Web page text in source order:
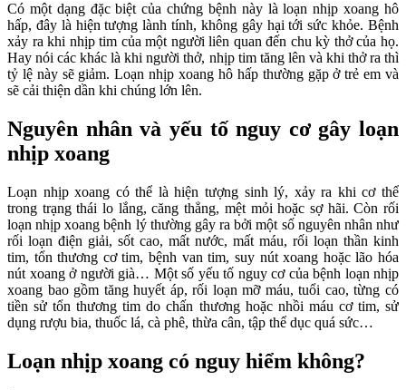
Có một dạng đặc biệt của chứng bệnh này là loạn nhịp xoang hô
hấp, đây là hiện tượng lành tính, không gây hại tới sức khỏe. Bệnh
xảy ra khi nhịp tim của một người liên quan đến chu kỳ thở của họ.
Hay nói các khác là khi người thở, nhịp tim tăng lên và khi thở ra thì
tỷ lệ này sẽ giảm. Loạn nhịp xoang hô hấp thường gặp ở trẻ em và
sẽ cải thiện dần khi chúng lớn lên.
Nguyên nhân và yếu tố nguy cơ gây loạn
nhịp xoang
Loạn nhịp xoang có thể là hiện tượng sinh lý, xảy ra khi cơ thể
trong trạng thái lo lắng, căng thẳng, mệt mỏi hoặc sợ hãi. Còn rối
loạn nhịp xoang bệnh lý thường gây ra bởi một số nguyên nhân như
rối loạn điện giải, sốt cao, mất nước, mất máu, rối loạn thần kinh
tim, tổn thương cơ tim, bệnh van tim, suy nút xoang hoặc lão hóa
nút xoang ở người già… Một số yếu tố nguy cơ của bệnh loạn nhịp
xoang bao gồm tăng huyết áp, rối loạn mỡ máu, tuổi cao, từng có
tiền sử tổn thương tim do chấn thương hoặc nhồi máu cơ tim, sử
dụng rượu bia, thuốc lá, cà phê, thừa cân, tập thể dục quá sức…
Loạn nhịp xoang có nguy hiểm không?